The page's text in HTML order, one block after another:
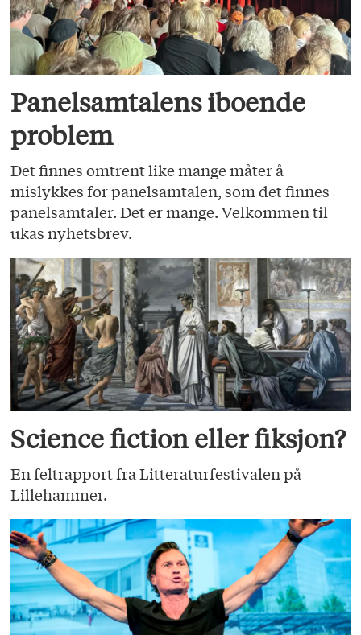
Panelsamtalens iboende
problem
Det finnes omtrent like mange måter å
mislykkes for panelsamtalen, som det finnes
panelsamtaler. Det er mange. Velkommen til
ukas nyhetsbrev.
Science fiction eller fiksjon?
En feltrapport fra Litteraturfestivalen på
Lillehammer.